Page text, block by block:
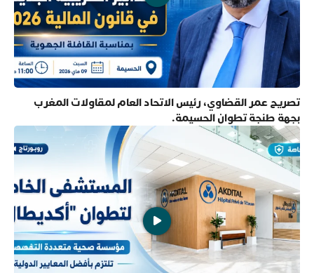
تصريح عمر القضاوي، رئيس الاتحاد العام لمقاولات المغرب
بجهة طنجة تطوان الحسيمة.